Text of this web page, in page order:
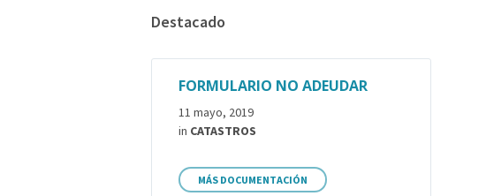
Destacado
FORMULARIO NO ADEUDAR
11 mayo, 2019
in CATASTROS
MÁS DOCUMENTACIÓN